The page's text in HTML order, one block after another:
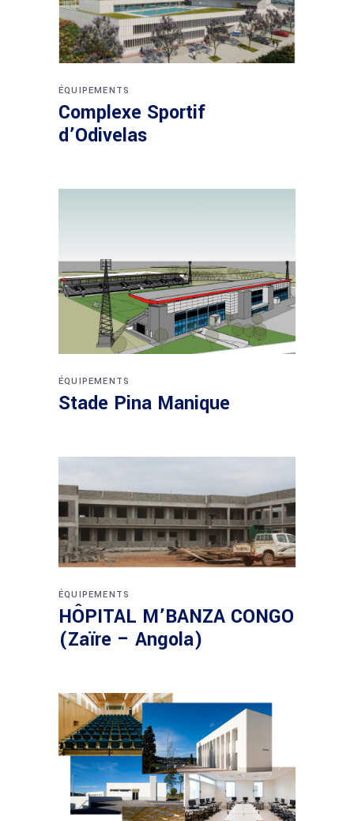
ÉQUIPEMENTS
Complexe Sportif
d’Odivelas
ÉQUIPEMENTS
Stade Pina Manique
ÉQUIPEMENTS
HÔPITAL M’BANZA CONGO
(Zaïre – Angola)